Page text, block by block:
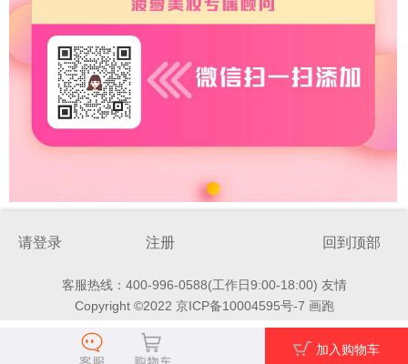
加入购物车
请登录 注册 回到顶部
客服热线：400-996-0588(工作日9:00-18:00) 友情
Copyright ©2022 京ICP备10004595号-7 画跑